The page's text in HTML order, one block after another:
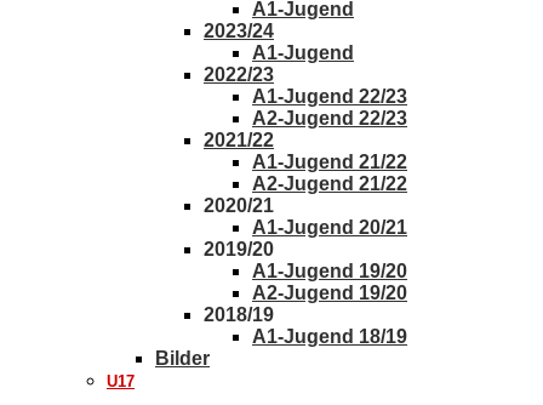
A1-Jugend
2023/24
A1-Jugend
2022/23
A1-Jugend 22/23
A2-Jugend 22/23
2021/22
A1-Jugend 21/22
A2-Jugend 21/22
2020/21
A1-Jugend 20/21
2019/20
A1-Jugend 19/20
A2-Jugend 19/20
2018/19
A1-Jugend 18/19
Bilder
U17